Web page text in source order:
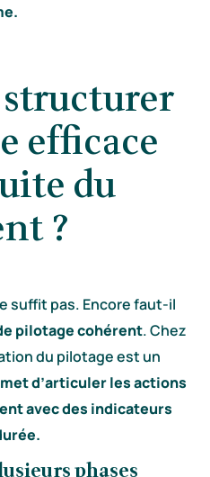
efficace
du
?
suffit pas. Encore faut-il
pilotage cohérent. Chez
du pilotage est un
d’articuler les actions
avec des indicateurs